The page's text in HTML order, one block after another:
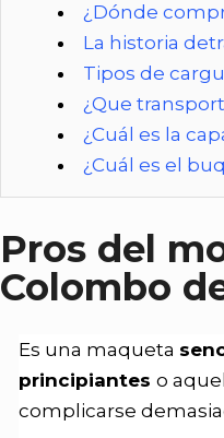
¿Dónde
La historia
Tipos de
¿Que
¿Cuál es la
¿Cuál es el
Pros del
Colombo
Es una maqueta
principiantes o
complicarse